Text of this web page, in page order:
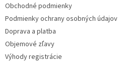
Obchodné podmienky
Podmienky ochrany osobných údajov
Doprava a platba
Objemové zľavy
Výhody registrácie